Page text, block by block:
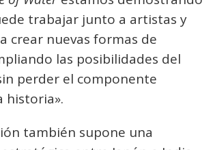
trabajar junto a artistas y
crear nuevas formas de
las posibilidades del
perder el componente
historia».
también supone una